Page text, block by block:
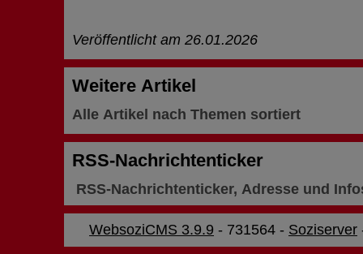
Veröffentlicht am 26.01.2026
Weitere Artikel
Alle Artikel nach Themen sortiert
RSS-Nachrichtenticker
RSS-Nachrichtenticker, Adresse und
WebsoziCMS 3.9.9 - 731564 - Soziserver